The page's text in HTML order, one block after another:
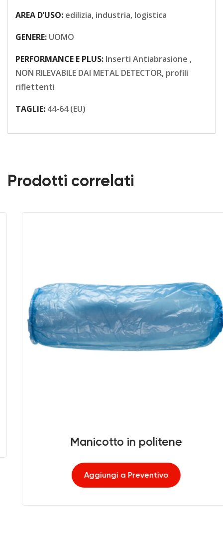
AREA D’USO: edilizia, industria, logistica
GENERE: UOMO
PERFORMANCE E PLUS: Inserti Antiabrasione ,
NON RILEVABILE DAI METAL DETECTOR, profili
riflettenti
TAGLIE: 44-64 (EU)
Prodotti correlati
Manicotto in politene
Aggiungi a Preventivo